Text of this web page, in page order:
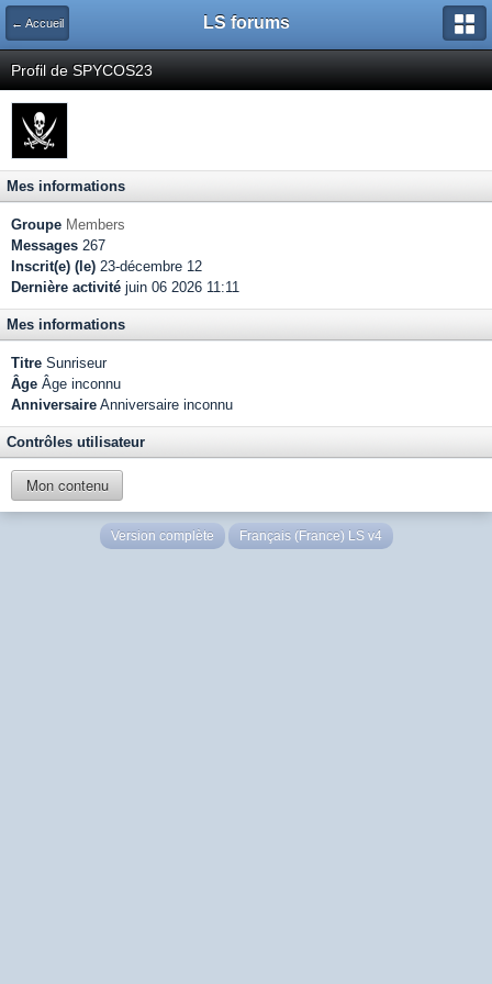
← Accueil LS forums
Profil de SPYCOS23
Mes informations
Groupe Members
Messages 267
Inscrit(e) (le) 23-décembre 12
Dernière activité juin 06 2026 11:11
Mes informations
Titre Sunriseur
Âge Âge inconnu
Anniversaire Anniversaire inconnu
Contrôles utilisateur
Mon contenu
Version complète Français (France) LS v4